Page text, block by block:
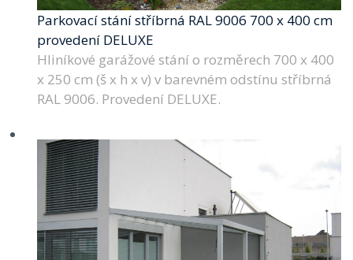
Parkovací stání stříbrná RAL 9006 700 x 400 cm
provedení DELUXE
Hliníkové garážové stání o rozměrech 700 x 400
x 250 cm (š x h x v) v barevném odstínu stříbrná
RAL 9006. Provedení DELUXE.